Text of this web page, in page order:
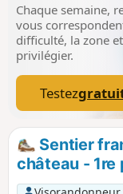
Chaque semaine,
vous
difficulté, la zone
privilégier.
Testez
Sentier
château - 1re